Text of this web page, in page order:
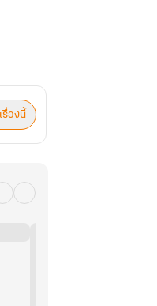
สูญ'
รื่องนี้